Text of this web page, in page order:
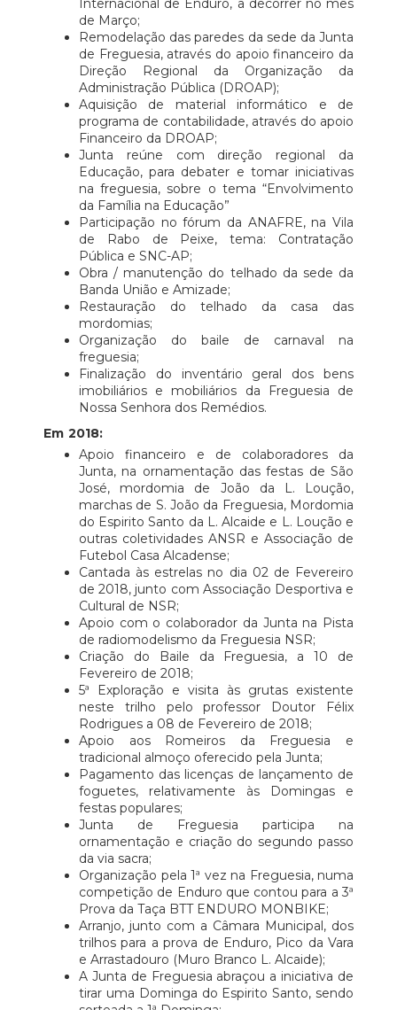
Internacional de Enduro, a decorrer no mês
de Março;
Remodelação das paredes da sede da Junta
de Freguesia, através do apoio financeiro da
Direção Regional da Organização da
Administração Pública (DROAP);
Aquisição de material informático e de
programa de contabilidade, através do apoio
Financeiro da DROAP;
Junta reúne com direção regional da
Educação, para debater e tomar iniciativas
na freguesia, sobre o tema “Envolvimento
da Família na Educação”
Participação no fórum da ANAFRE, na Vila
de Rabo de Peixe, tema: Contratação
Pública e SNC-AP;
Obra / manutenção do telhado da sede da
Banda União e Amizade;
Restauração do telhado da casa das
mordomias;
Organização do baile de carnaval na
freguesia;
Finalização do inventário geral dos bens
imobiliários e mobiliários da Freguesia de
Nossa Senhora dos Remédios.
Em 2018:
Apoio financeiro e de colaboradores da
Junta, na ornamentação das festas de São
José, mordomia de João da L. Loução,
marchas de S. João da Freguesia, Mordomia
do Espirito Santo da L. Alcaide e L. Loução e
outras coletividades ANSR e Associação de
Futebol Casa Alcadense;
Cantada às estrelas no dia 02 de Fevereiro
de 2018, junto com Associação Desportiva e
Cultural de NSR;
Apoio com o colaborador da Junta na Pista
de radiomodelismo da Freguesia NSR;
Criação do Baile da Freguesia, a 10 de
Fevereiro de 2018;
5ª Exploração e visita às grutas existente
neste trilho pelo professor Doutor Félix
Rodrigues a 08 de Fevereiro de 2018;
Apoio aos Romeiros da Freguesia e
tradicional almoço oferecido pela Junta;
Pagamento das licenças de lançamento de
foguetes, relativamente às Domingas e
festas populares;
Junta de Freguesia participa na
ornamentação e criação do segundo passo
da via sacra;
Organização pela 1ª vez na Freguesia, numa
competição de Enduro que contou para a 3ª
Prova da Taça BTT ENDURO MONBIKE;
Arranjo, junto com a Câmara Municipal, dos
trilhos para a prova de Enduro, Pico da Vara
e Arrastadouro (Muro Branco L. Alcaide);
A Junta de Freguesia abraçou a iniciativa de
tirar uma Dominga do Espirito Santo, sendo